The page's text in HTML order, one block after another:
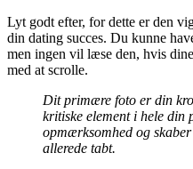
Lyt godt efter, for dette er den
din dating succes. Du kunne
men ingen vil læse den, hvis
med at scrolle.
Dit primære foto er din
kritiske element i hele din
opmærksomhed og
allerede tabt.